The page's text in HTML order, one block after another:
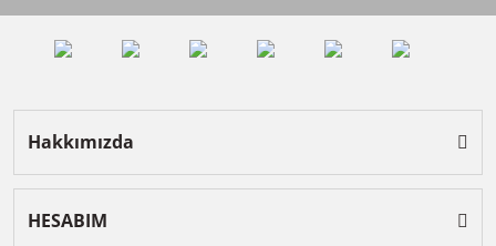
Hakkımızda
HESABIM